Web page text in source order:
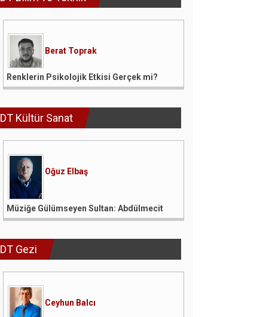
Berat Toprak
Renklerin Psikolojik Etkisi Gerçek mi?
DT Kültür Sanat
Oğuz Elbaş
Müziğe Gülümseyen Sultan: Abdülmecit
DT Gezi
Ceyhun Balcı